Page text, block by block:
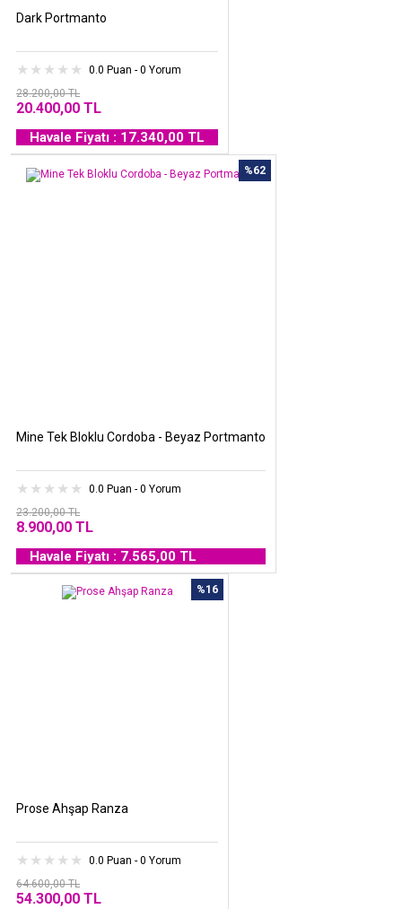
Dark Portmanto
0.0 Puan - 0 Yorum
28.200,00 TL
20.400,00 TL
Havale Fiyatı : 17.340,00 TL
%62
Mine Tek Bloklu Cordoba - Beyaz Portmanto
0.0 Puan - 0 Yorum
23.200,00 TL
8.900,00 TL
Havale Fiyatı : 7.565,00 TL
%16
Prose Ahşap Ranza
0.0 Puan - 0 Yorum
64.600,00 TL
54.300,00 TL